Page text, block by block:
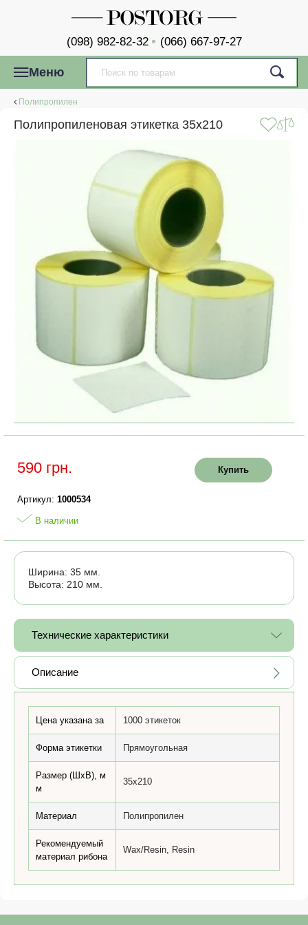
(098) 982-82-32 (066) 667-97-27
Меню
Полипропилен
Полипропиленовая этикетка 35x210
590 грн. Купить
Артикул: 1000534
В наличии
Ширина: 35 мм.
Высота: 210 мм.
Технические характеристики
Описание
Цена указана за 1000 этикеток
Форма этикетки Прямоугольная
Размер (ШхВ), м
м
35x210
Материал Полипропилен
Рекомендуемый
материал рибона
Wax/Resin, Resin